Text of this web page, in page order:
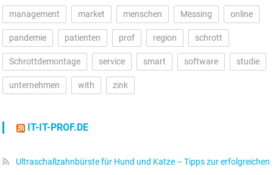
management market menschen Messing online
pandemie patienten prof region schrott
Schrottdemontage service smart software studie
unternehmen with zink
IT-IT-PROF.DE
Ultraschallzahnbürste für Hund und Katze – Tipps zur erfolgreichen